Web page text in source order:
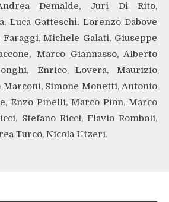
Demalde, Juri Di Rito,
Luca Gatteschi, Lorenzo Dabove
Faraggi, Michele Galati, Giuseppe
Marco Giannasso, Alberto
Enrico Lovera, Maurizio
Simone Monetti, Antonio
Enzo Pinelli, Marco Pion, Marco
Stefano Ricci, Flavio Romboli,
Turco, Nicola Utzeri.